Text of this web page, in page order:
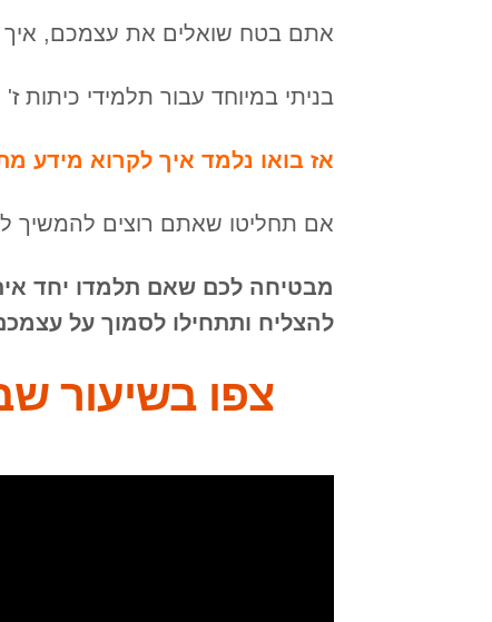
אתם בטח שואלים את עצמכם, איך
בניתי במיוחד עבור תלמידי כיתות ז'
אז בואו נלמד איך לקרוא מידע
אם תחליטו שאתם רוצים להמשיך
מבטיחה לכם שאם תלמדו יחד
להצליח ותתחילו לסמוך על
צפו בשיעור